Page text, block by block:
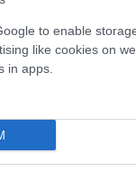
to enable
like cookies on
in apps.
ανατρέχουν
καμία νέα